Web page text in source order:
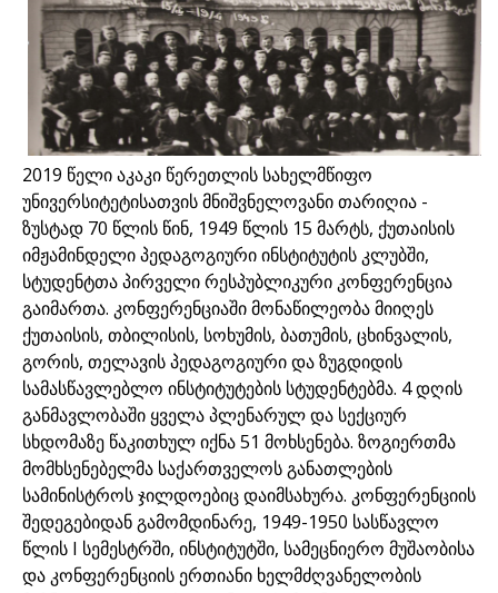
2019 წელი აკაკი წერეთლის სახელმწიფო
უნივერსიტეტისათვის მნიშვნელოვანი თარიღია -
ზუსტად 70 წლის წინ, 1949 წლის 15 მარტს, ქუთაისის
იმჟამინდელი პედაგოგიური ინსტიტუტის კლუბში,
სტუდენტთა პირველი რესპუბლიკური კონფერენცია
გაიმართა. კონფერენციაში მონაწილეობა მიიღეს
ქუთაისის, თბილისის, სოხუმის, ბათუმის, ცხინვალის,
გორის, თელავის პედაგოგიური და ზუგდიდის
სამასწავლებლო ინსტიტუტების სტუდენტებმა. 4 დღის
განმავლობაში ყველა პლენარულ და სექციურ
სხდომაზე წაკითხულ იქნა 51 მოხსენება. ზოგიერთმა
მომხსენებელმა საქართველოს განათლების
სამინისტროს ჯილდოებიც დაიმსახურა. კონფერენციის
შედეგებიდან გამომდინარე, 1949-1950 სასწავლო
წლის I სემესტრში, ინსტიტუტში, სამეცნიერო მუშაობისა
და კონფერენციის ერთიანი ხელმძღვანელობის